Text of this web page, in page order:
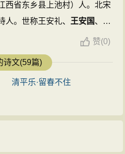
西省东乡县上池村）人。北宋
人。世称王安礼、 王安国 、王
器识磊落，
捷，曾巩谓其“于书无所不
明于是非得失之理为尤详，其
典重，其诗博而深。 ...
赞(0)
诗文(59篇)
清平乐·留春不住